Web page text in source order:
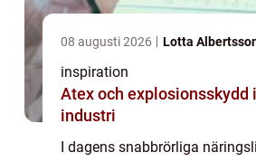
08 augusti 2026 Lotta
inspiration
Atex och explosionsskydd
industri
I dagens snabbrörliga